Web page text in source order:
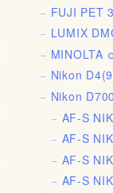
FUJI PET
LUMIX
MINOLTA
Nikon D4
Nikon D700
AF-S
AF-S
AF-S
AF-S